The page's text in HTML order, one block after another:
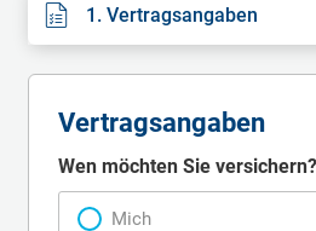
1. Vertragsangaben
Vertragsangaben
Wen möchten Sie versichern?
Mich